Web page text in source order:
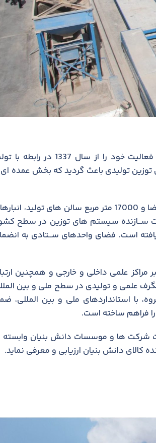
شرکت صنعتی فرد ايران بعنوان اولين توليدکننده باسکول های جاده ای در ايران فعاليت خود را از سال 1337
توليدی باعث گرديد که بخش عمده ای
واحدهــای توليدی گروه، مشــتمل بر چهار کارخانه با وســعت حــدود 40000 متر مربع فضا و 17000 متر مربع سالن های توليد،
ســازنده سيستم های توزين در سطح
است. فضای واحدهای ســتادی به
علمی داخلی و خارجی و همچنين
علمی و تولیدی در سطح ملی و بين
با استانداردهای ملی و بين المللی،
شرکت ها و موسسات دانش بنيان وابسته
دانش بنيان ارزيابی و معرفی نمايد.